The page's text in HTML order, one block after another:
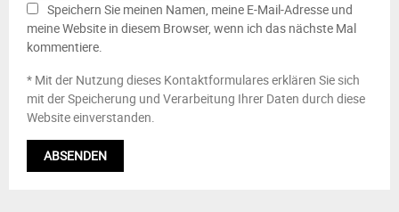
Speichern Sie meinen Namen, meine E-Mail-Adresse und
meine Website in diesem Browser, wenn ich das nächste Mal
kommentiere.
* Mit der Nutzung dieses Kontaktformulares erklären Sie sich
mit der Speicherung und Verarbeitung Ihrer Daten durch diese
Website einverstanden.